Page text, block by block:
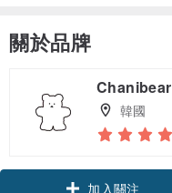
關於品牌
Chanibear
韓國
加入關注